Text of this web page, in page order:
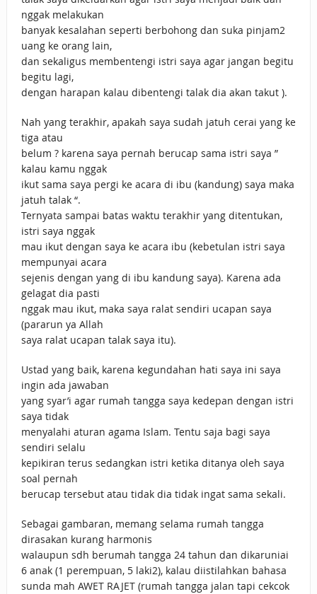
nggak melakukan
banyak kesalahan seperti berbohong dan suka pinjam2
uang ke orang lain,
dan sekaligus membentengi istri saya agar jangan begitu
begitu lagi,
dengan harapan kalau dibentengi talak dia akan takut ).
Nah yang terakhir, apakah saya sudah jatuh cerai yang ke
tiga atau
belum ? karena saya pernah berucap sama istri saya ”
kalau kamu nggak
ikut sama saya pergi ke acara di ibu (kandung) saya maka
jatuh talak “.
Ternyata sampai batas waktu terakhir yang ditentukan,
istri saya nggak
mau ikut dengan saya ke acara ibu (kebetulan istri saya
mempunyai acara
sejenis dengan yang di ibu kandung saya). Karena ada
gelagat dia pasti
nggak mau ikut, maka saya ralat sendiri ucapan saya
(pararun ya Allah
saya ralat ucapan talak saya itu).
Ustad yang baik, karena kegundahan hati saya ini saya
ingin ada jawaban
yang syar’i agar rumah tangga saya kedepan dengan istri
saya tidak
menyalahi aturan agama Islam. Tentu saja bagi saya
sendiri selalu
kepikiran terus sedangkan istri ketika ditanya oleh saya
soal pernah
berucap tersebut atau tidak dia tidak ingat sama sekali.
Sebagai gambaran, memang selama rumah tangga
dirasakan kurang harmonis
walaupun sdh berumah tangga 24 tahun dan dikaruniai
6 anak (1 perempuan, 5 laki2), kalau diistilahkan bahasa
sunda mah AWET RAJET (rumah tangga jalan tapi cekcok